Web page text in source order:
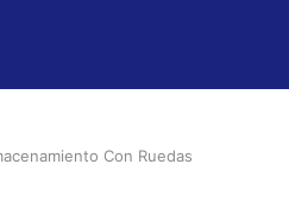
Con Ruedas